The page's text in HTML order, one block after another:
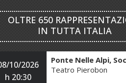
OLTRE 650
IN TUTTA ITALIA
10/2026
h 20:30
Ponte Nelle Alpi,
Teatro Pierobon